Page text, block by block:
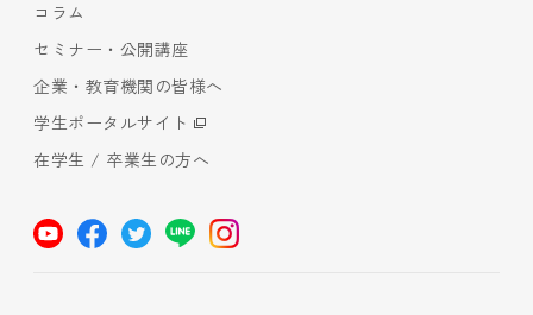
コラム
セミナー・公開講座
企業・教育機関の皆様へ
学生ポータルサイト
在学生 / 卒業生の方へ